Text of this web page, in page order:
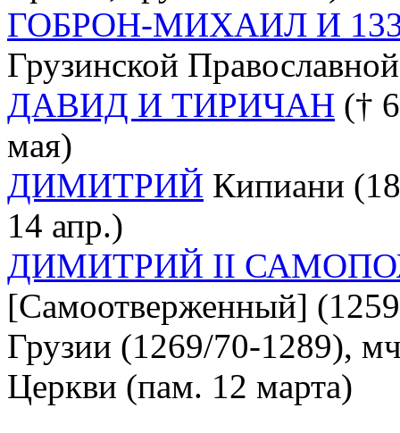
ГОБРОН-МИХАИЛ И
Грузинской
ДАВИД И ТИРИЧАН (†
мая)
ДИМИТРИЙ Кипиани
14 апр.)
ДИМИТРИЙ II
[Самоотверженный]
Грузии (1269/70-1289),
Церкви (пам. 12 марта)